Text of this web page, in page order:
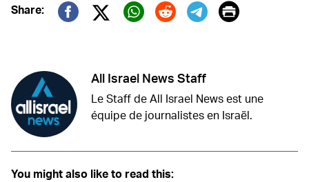
Share:
Twitter (X)
Print
All Israel News Staff
Le Staff de All Israel News est une
équipe de journalistes en Israël.
You might also like to read this: